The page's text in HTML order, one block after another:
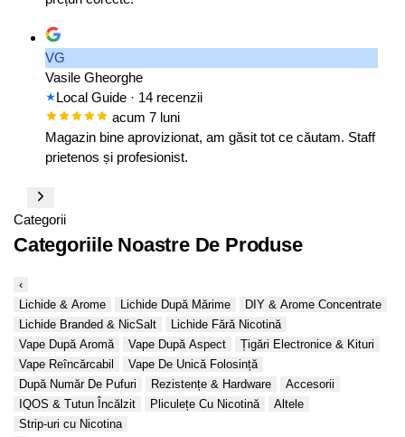
VG
Vasile Gheorghe
Local Guide · 14 recenzii
acum 7 luni
Magazin bine aprovizionat, am găsit tot ce căutam. Staff
prietenos și profesionist.
Categorii
Categoriile Noastre De Produse
‹
Lichide & Arome
Lichide După Mărime
DIY & Arome Concentrate
Lichide Branded & NicSalt
Lichide Fără Nicotină
Vape După Aromă
Vape După Aspect
Țigări Electronice & Kituri
Vape Reîncărcabil
Vape De Unică Folosință
După Număr De Pufuri
Rezistențe & Hardware
Accesorii
IQOS & Tutun Încălzit
Pliculețe Cu Nicotină
Altele
Strip-uri cu Nicotina